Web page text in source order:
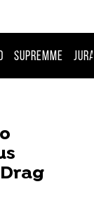
SUPREMME